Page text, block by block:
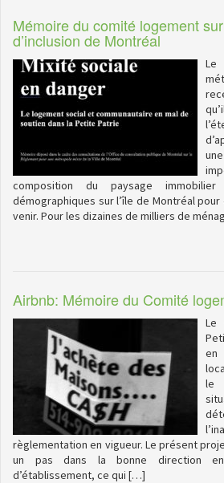
Mémoire du comité logement
d’inclusion de Montréal
Le
composition du paysage
démographiques sur l’île de Montréal
venir. Pour les dizaines de milliers de
Airbnb: Mémoire du Comité
Le
en
le
règlementation en vigueur. Le présent
un pas dans la bonne direction
d’établissement, ce qui […]